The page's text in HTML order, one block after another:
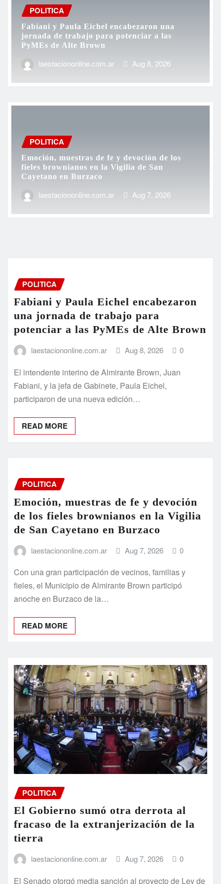
PyMEs de Alte Brown
laestaciononline.com.ar Aug 8, 2026
Cayetano en Burzaco
laestaciononline.com.ar Aug 7, 2026
una jornada de trabajo para
potenciar a las PyMEs de Alte Brown
laestaciononline.com.ar Aug 8, 2026
El intendente interino de Almirante Brown, Juan
Fabiani, y la jefa de Gabinete, Paula Eichel,
participaron de una nueva edición…
READ MORE
de los fieles brownianos en la Vigilia
de San Cayetano en Burzaco
laestaciononline.com.ar Aug 7, 2026
Con una gran participación de vecinos, familias y
fieles, el Municipio de Almirante Brown participó
anoche en Burzaco de la…
READ MORE
POLITICA
El Gobierno sumó otra derrota al
fracaso de la extranjerización de la
tierra
laestaciononline.com.ar Aug 7, 2026
El Senado otorgó media sanción al proyecto de Ley de
Inviolabilidad de la Propiedad Privada impulsado por
el Gobierno nacional,…